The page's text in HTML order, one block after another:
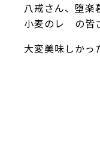
八戒さん、堕楽
小麦のレ の皆
大変美味しか